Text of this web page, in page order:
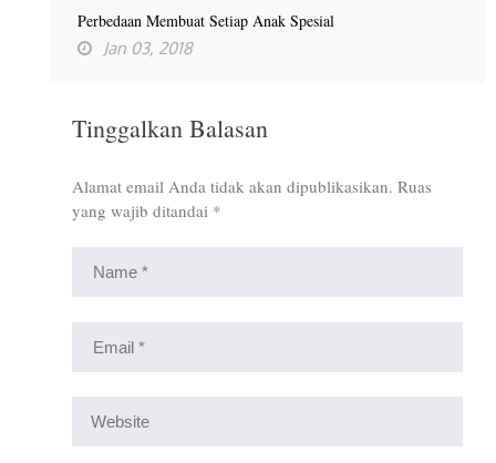
Perbedaan Membuat Setiap Anak Spesial
Jan 03, 2018
Tinggalkan Balasan
Alamat email Anda tidak akan dipublikasikan. Ruas
yang wajib ditandai *